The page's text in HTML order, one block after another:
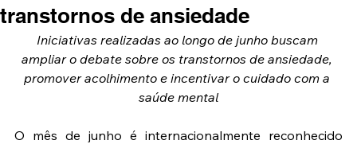
transtornos de ansiedade
Iniciativas realizadas ao longo de junho buscam
ampliar o debate sobre os transtornos de ansiedade,
promover acolhimento e incentivar o cuidado com a
saúde mental
O mês de junho é internacionalmente reconhecido